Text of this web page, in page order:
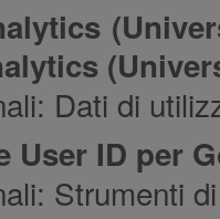
Dati di
User ID per
Strumenti